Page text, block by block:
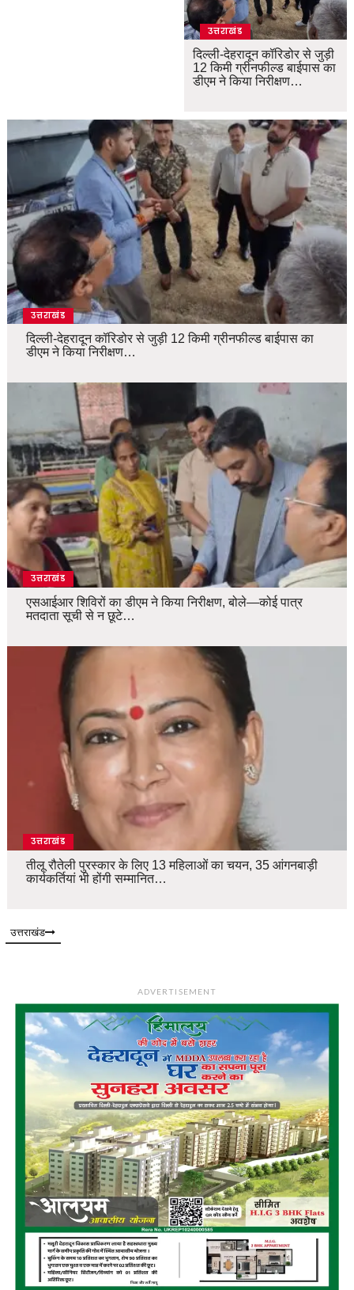
उत्तराखंड
दिल्ली-देहरादून कॉरिडोर से जुड़ी
12 किमी ग्रीनफील्ड बाईपास का
डीएम ने किया निरीक्षण…
उत्तराखंड
दिल्ली-देहरादून कॉरिडोर से जुड़ी 12 किमी ग्रीनफील्ड बाईपास का
डीएम ने किया निरीक्षण…
उत्तराखंड
एसआईआर शिविरों का डीएम ने किया निरीक्षण, बोले—कोई पात्र
मतदाता सूची से न छूटे…
उत्तराखंड
तीलू रौतेली पुरस्कार के लिए 13 महिलाओं का चयन, 35 आंगनबाड़ी
कार्यकर्तियां भी होंगी सम्मानित…
उत्तराखंड
ADVERTISEMENT